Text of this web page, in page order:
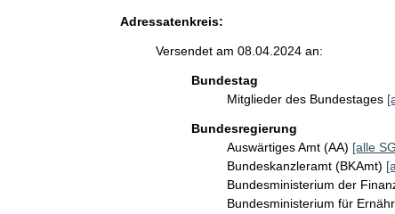
Adressatenkreis:
Versendet am 08.04.2024 an:
Bundestag
Mitglieder des Bundestages
Bundesregierung
Auswärtiges Amt (AA) [alle
Bundeskanzleramt (BKAmt)
Bundesministerium der
Bundesministerium für